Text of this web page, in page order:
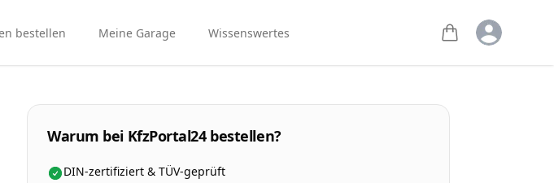
bestellen Meine Garage Wissenswertes Open user
Warum bei KfzPortal24 bestellen?
DIN-zertifiziert & TÜV-geprüft